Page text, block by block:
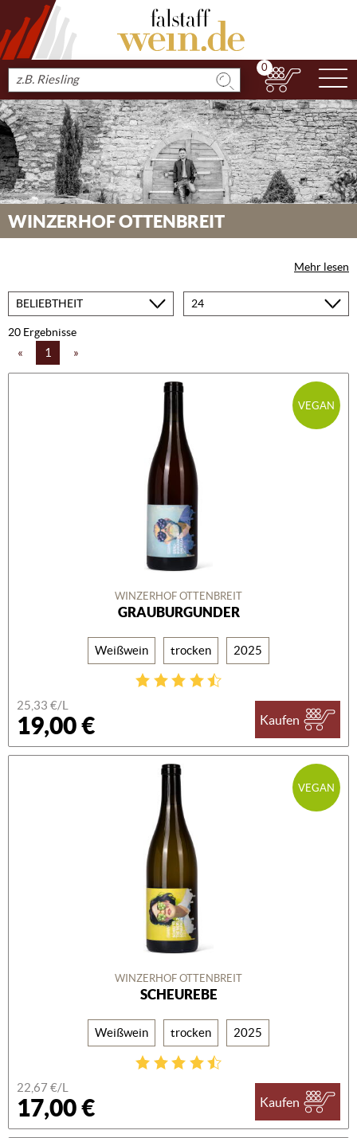
Produkt
suchen
0
WINZERHOF OTTENBREIT
Mehr lesen
Sortieren
Produkte
20 Ergebnisse
« 1 »
VEGAN
WINZERHOF OTTENBREIT
GRAUBURGUNDER
Weißwein trocken 2025
25,33 €/L
19,00 € Kaufen
VEGAN
WINZERHOF OTTENBREIT
SCHEUREBE
Weißwein trocken 2025
22,67 €/L
17,00 € Kaufen